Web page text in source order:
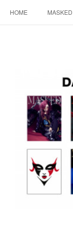
HOME MASKED